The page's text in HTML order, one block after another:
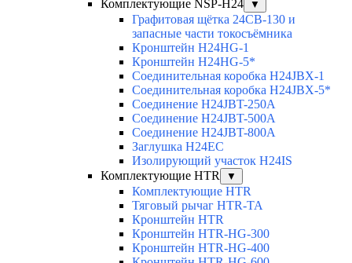
Комплектующие NSP-H24
▼
Графитовая щётка 24CB-130 и
запасные части токосъёмника
Кронштейн H24HG-1
Кронштейн H24HG-5*
Соединительная коробка H24JBX-1
Соединительная коробка H24JBX-5*
Соединение H24JBT-250A
Соединение H24JBT-500A
Соединение H24JBT-800A
Заглушка H24EC
Изолирующий участок H24IS
Комплектующие HTR
▼
Комплектующие HTR
Тяговый рычаг HTR-TA
Кронштейн HTR
Кронштейн HTR-HG-300
Кронштейн HTR-HG-400